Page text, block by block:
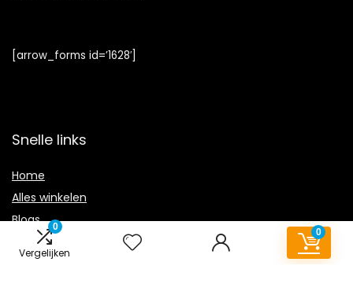
0
Vergelijken
0
[arrow_forms id=’1628′]
Snelle links
Home
Alles winkelen
Blogs
Onze webshops
Overzicht